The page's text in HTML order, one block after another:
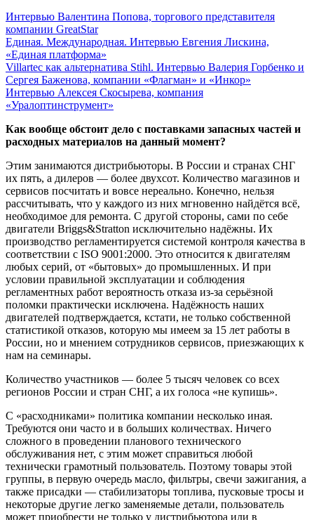
Интервью Валентина Попова, торгового представителя
компании GreatStar
Единая. Международная. Интервью Евгения Лискина,
«Единая платформа»
Villartec как альтернатива Stihl. Интервью Валерия Горбенко и
Сергея Баженова, компании «Флагман» и «Инкор»
Интервью Алексея Скосырева, компания
«Уралоптинструмент»
Как вообще обстоит дело с поставками запасных частей и
расходных материалов на данный момент?
Этим занимаются дистрибьюторы. В России и странах СНГ
их пять, а дилеров — более двухсот. Количество магазинов и
сервисов посчитать и вовсе нереально. Конечно, нельзя
рассчитывать, что у каждого из них мгновенно найдётся всё,
необходимое для ремонта. С другой стороны, сами по себе
двигатели Briggs&Stratton исключительно надёжны. Их
производство регламентируется системой контроля качества в
соответствии с ISO 9001:2000. Это относится к двигателям
любых серий, от «бытовых» до промышленных. И при
условии правильной эксплуатации и соблюдения
регламентных работ вероятность отказа из-за серьёзной
поломки практически исключена. Надёжность наших
двигателей подтверждается, кстати, не только собственной
статистикой отказов, которую мы имеем за 15 лет работы в
России, но и мнением сотрудников сервисов, приезжающих к
нам на семинары.
Количество участников — более 5 тысяч человек со всех
регионов России и стран СНГ, а их голоса «не купишь».
С «расходниками» политика компании несколько иная.
Требуются они часто и в больших количествах. Ничего
сложного в проведении планового технического
обслуживания нет, с этим может справиться любой
технически грамотный пользователь. Поэтому товары этой
группы, в первую очередь масло, фильтры, свечи зажигания, а
также присадки — стабилизаторы топлива, пусковые тросы и
некоторые другие легко заменяемые детали, пользователь
может приобрести не только у дистрибьютора или в